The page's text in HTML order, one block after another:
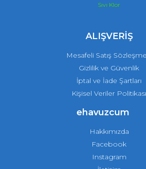
Sıvı Klor
ALIŞVERİŞ
Mesafeli Satış
Gizlilik ve Güvenlik
İptal ve İade Şartları
Kişisel Veriler Politikası
ehavuzcum
Hakkımızda
Facebook
Instagram